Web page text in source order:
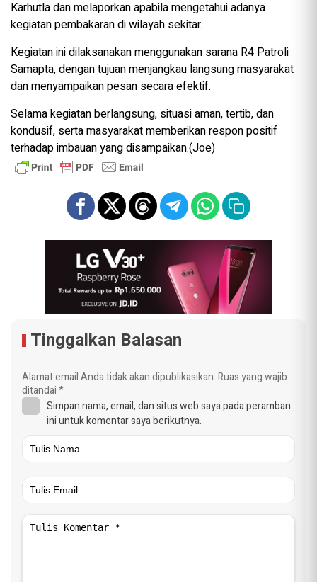
Karhutla dan melaporkan apabila mengetahui adanya
kegiatan pembakaran di wilayah sekitar.
Kegiatan ini dilaksanakan menggunakan sarana R4 Patroli
Samapta, dengan tujuan menjangkau langsung masyarakat
dan menyampaikan pesan secara efektif.
Selama kegiatan berlangsung, situasi aman, tertib, dan
kondusif, serta masyarakat memberikan respon positif
terhadap imbauan yang disampaikan.(Joe)
Tinggalkan Balasan
Alamat email Anda tidak akan dipublikasikan.Ruas yang wajib
ditandai*
Simpan nama, email, dan situs web saya pada peramban
ini untuk komentar saya berikutnya.